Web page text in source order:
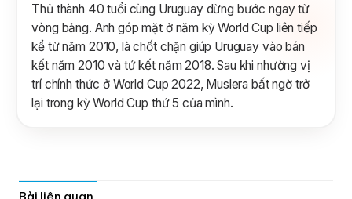
Thủ thành 40 tuổi cùng Uruguay dừng bước ngay từ
vòng bảng. Anh góp mặt ở năm kỳ World Cup liên tiếp
kể từ năm 2010, là chốt chặn giúp Uruguay vào bán
kết năm 2010 và tứ kết năm 2018. Sau khi nhường vị
trí chính thức ở World Cup 2022, Muslera bất ngờ trở
lại trong kỳ World Cup thứ 5 của mình.